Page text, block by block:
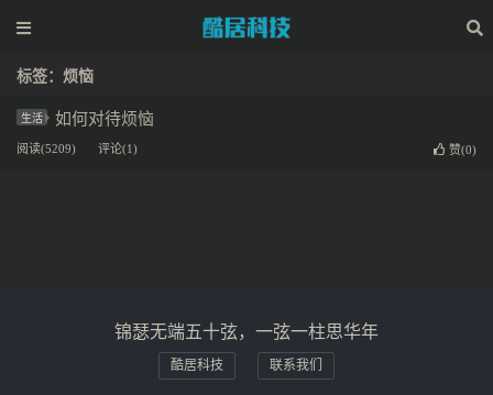
标签：烦恼
生活 如何对待烦恼
阅读(5209) 评论(1) 赞(0)
锦瑟无端五十弦，一弦一柱思华年
酷居科技 联系我们